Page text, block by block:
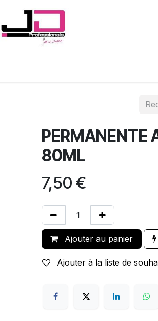
PERMANENTE
80ML
7,50 €
Ajouter au panier
Ajouter à la liste de